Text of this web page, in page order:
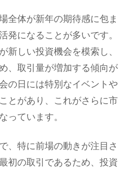
全体が新年の期待感に包ま
発になることが多いです。
新しい投資機会を模索し、
、取引量が増加する傾向が
の日には特別なイベントや
とがあり、これがさらに市
っています。
、特に前場の動きが注目さ
初の取引であるため、投資